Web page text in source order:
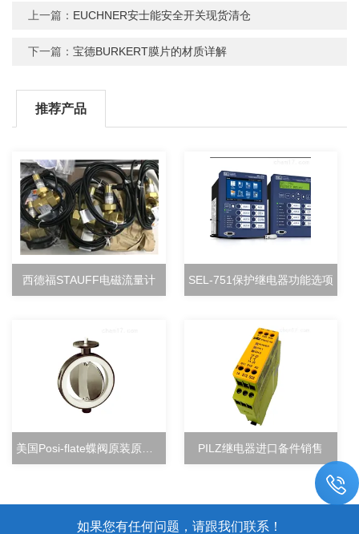
上一篇： EUCHNER安士能安全开关现货清仓
下一篇：宝德BURKERT膜片的材质详解
推荐产品
西德福STAUFF电磁流量计 SEL-751保护继电器功能选项
PILZ继电器进口备件销售
如果您有任何问题，请跟我们联系！